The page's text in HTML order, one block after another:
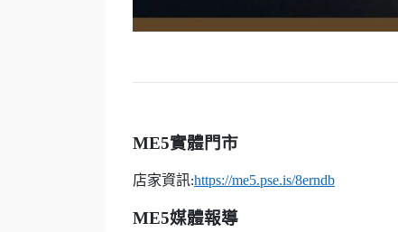
ME5實體門市
店家資訊:https://me5.pse.is/8erndb
ME5媒體報導